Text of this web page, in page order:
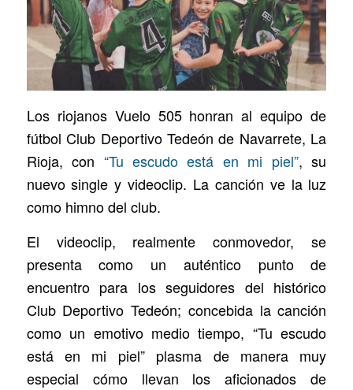
Los riojanos Vuelo 505 honran al equipo de
fútbol Club Deportivo Tedeón de Navarrete, La
Rioja, con “Tu escudo está en mi piel”, su
nuevo single y videoclip. La canción ve la luz
como himno del club.
El videoclip, realmente conmovedor, se
presenta como un auténtico punto de
encuentro para los seguidores del histórico
Club Deportivo Tedeón; concebida la canción
como un emotivo medio tiempo, “Tu escudo
está en mi piel” plasma de manera muy
especial cómo llevan los aficionados de